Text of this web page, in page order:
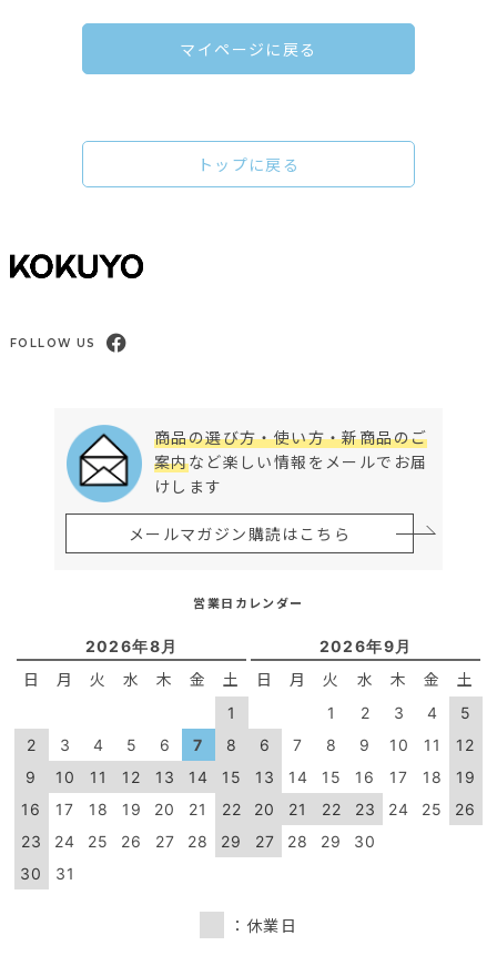
マイページに戻る
トップに戻る
FOLLOW US
商品の選び方・使い方・新商品のご
案内など楽しい情報をメールでお届
けします
メールマガジン購読はこちら
営業日カレンダー
2026年8月
日 月 火 水 木 金 土
1
2
3 4 5 6 7
8
9
10 11 12 13 14
15
16
17 18 19 20 21
22
23
24 25 26 27 28
29
30
31
2026年9月
日 月 火 水 木 金 土
1 2 3 4
5
6
7 8 9 10 11
12
13
14 15 16 17 18
19
20
21 22 23 24 25
26
27
28 29 30
：休業日